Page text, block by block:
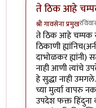
ते ठिक आहे
श्री गावसेना प्रमुख
In reply to..by
ते ठिक आहे चम्पक
ठिकाणी
दाभोळकर ह्यांनी)
नाही आणी त्यांचे
हे सुद्धा नाही
च्या मुर्त्या वापरु
उपदेश फक्त हिंदुना